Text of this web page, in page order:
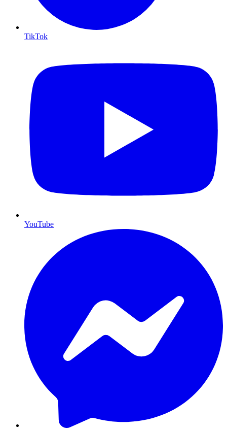
TikTok
YouTube